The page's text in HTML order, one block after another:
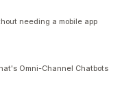
needing a mobile app
Omni-Channel Chatbots